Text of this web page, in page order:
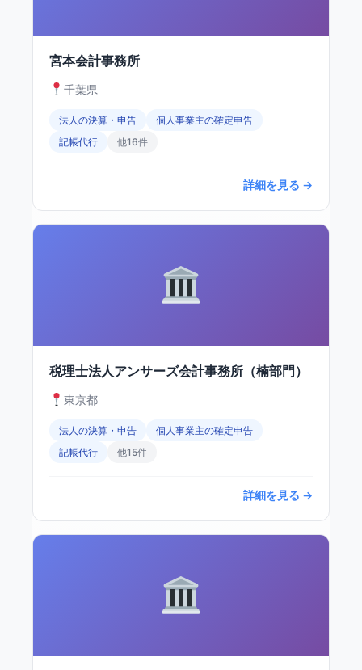
宮本会計事務所
千葉県
法人の決算・申告
個人事業主の確定申告
記帳代行
他16件
詳細を見る →
税理士法人アンサーズ会計事務所（楠部門）
東京都
法人の決算・申告
個人事業主の確定申告
記帳代行
他15件
詳細を見る →